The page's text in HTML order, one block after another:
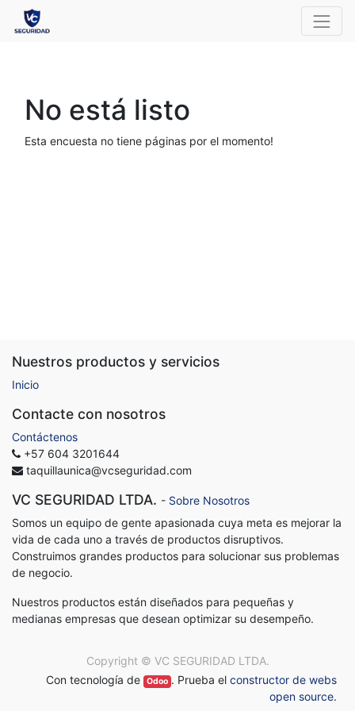
No está listo
Esta encuesta no tiene páginas por el momento!
Nuestros productos y servicios
Inicio
Contacte con nosotros
Contáctenos
+57 604 3201644
taquillaunica@vcseguridad.com
VC SEGURIDAD LTDA. - Sobre Nosotros
Somos un equipo de gente apasionada cuya meta es mejorar la
vida de cada uno a través de productos disruptivos.
Construimos grandes productos para solucionar sus problemas
de negocio.
Nuestros productos están diseñados para pequeñas y
medianas empresas que desean optimizar su desempeño.
Copyright © VC SEGURIDAD LTDA.
Con tecnología de
Odoo . Prueba el constructor de webs
open source.